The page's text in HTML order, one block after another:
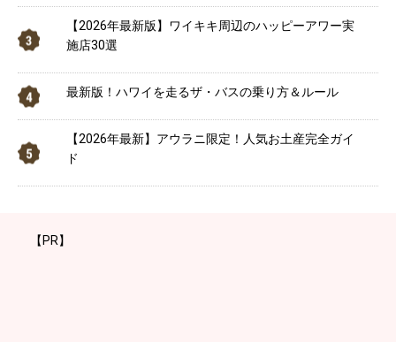
【2026年最新版】ワイキキ周辺のハッピーアワー実
施店30選
最新版！ハワイを走るザ・バスの乗り方＆ルール
【2026年最新】アウラニ限定！人気お土産完全ガイ
ド
【PR】